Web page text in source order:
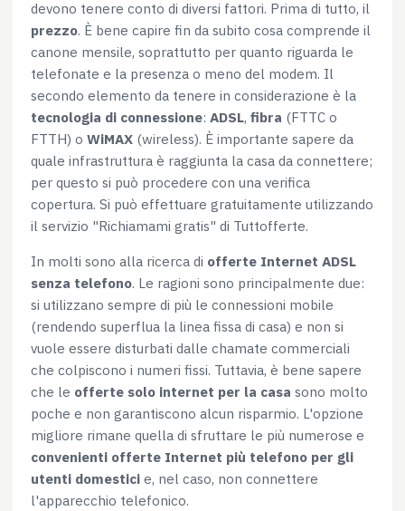
Marketing
Accetta tutti
Accetta selezionati
Rifiuta
devono tenere conto di diversi fattori. Prima di tutto, il
prezzo. È bene capire fin da subito cosa comprende il
canone mensile, soprattutto per quanto riguarda le
telefonate e la presenza o meno del modem. Il
secondo elemento da tenere in considerazione è la
tecnologia di connessione: ADSL, fibra (FTTC o
FTTH) o WiMAX (wireless). È importante sapere da
quale infrastruttura è raggiunta la casa da connettere;
per questo si può procedere con una verifica
copertura. Si può effettuare gratuitamente utilizzando
il servizio "Richiamami gratis" di Tuttofferte.
In molti sono alla ricerca di offerte Internet ADSL
senza telefono. Le ragioni sono principalmente due:
si utilizzano sempre di più le connessioni mobile
(rendendo superflua la linea fissa di casa) e non si
vuole essere disturbati dalle chamate commerciali
che colpiscono i numeri fissi. Tuttavia, è bene sapere
che le offerte solo internet per la casa sono molto
poche e non garantiscono alcun risparmio. L'opzione
migliore rimane quella di sfruttare le più numerose e
convenienti offerte Internet più telefono per gli
utenti domestici e, nel caso, non connettere
l'apparecchio telefonico.